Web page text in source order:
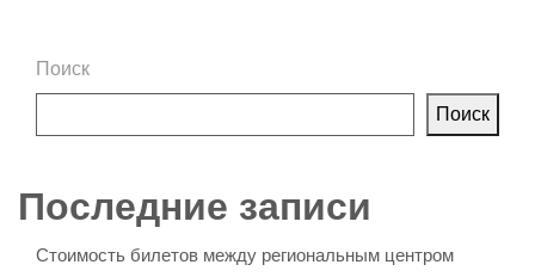
Поиск
Поиск
Последние записи
Стоимость билетов между региональным центром